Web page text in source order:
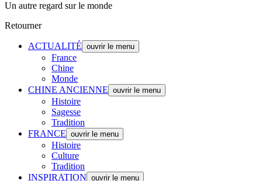
Un autre regard sur le monde
Retourner
ACTUALITÉ ouvrir le menu
France
Chine
Monde
CHINE ANCIENNE ouvrir le menu
Histoire
Sagesse
Tradition
FRANCE ouvrir le menu
Histoire
Culture
Tradition
INSPIRATION ouvrir le menu